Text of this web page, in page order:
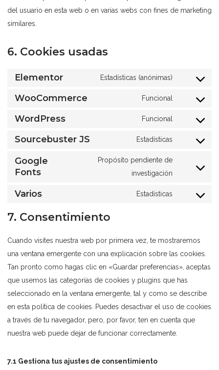
del usuario en esta web o en varias webs con fines de marketing
similares.
6. Cookies usadas
Elementor Estadísticas (anónimas)
WooCommerce Funcional
WordPress Funcional
Sourcebuster JS Estadísticas
Google
Fonts
Propósito pendiente de
investigación
Varios Estadísticas
7. Consentimiento
Cuando visites nuestra web por primera vez, te mostraremos
una ventana emergente con una explicación sobre las cookies.
Tan pronto como hagas clic en «Guardar preferencias», aceptas
que usemos las categorías de cookies y plugins que has
seleccionado en la ventana emergente, tal y como se describe
en esta política de cookies. Puedes desactivar el uso de cookies
a través de tu navegador, pero, por favor, ten en cuenta que
nuestra web puede dejar de funcionar correctamente.
7.1 Gestiona tus ajustes de consentimiento